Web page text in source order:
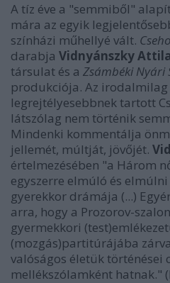
A tíz éve a "semmiből"
mára az egyik
színházi műhellyé vált.
darabja Vidnyánszky
társulat és a Zsámbéki Nyári
produkciója. Az irodalmilag
legrejtélyesebbnek tartott
látszólag nem történik
Mindenki kommentálja
jellemét, múltját, jövőjét.
értelmezésében "a Három
egyszerre elmúló és
gyerekkor drámája (...)
arra, hogy a Prozorov-
gyermekkori
(mozgás)partitúrájába
valóságos életük történései
mellékszólamként hatnak."